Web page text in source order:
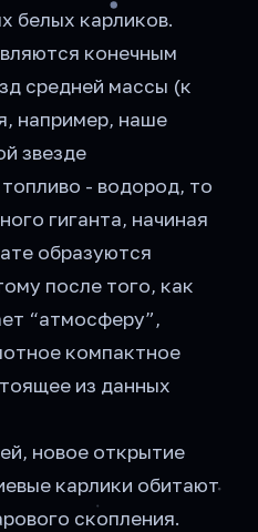
белых карликов.
конечным
средней массы (к
например, наше
звезде
- водород, то
гиганта, начиная
образуются
после того, как
“атмосферу”,
компактное
из данных
новое открытие
карлики обитают
скопления.